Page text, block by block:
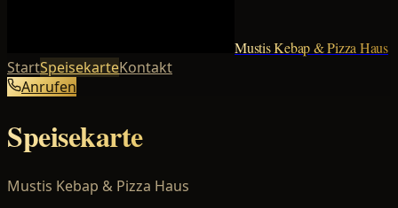
Mustis Kebap & Pizza Haus
StartSpeisekarteKontakt
Anrufen
Speisekarte
Mustis Kebap & Pizza Haus